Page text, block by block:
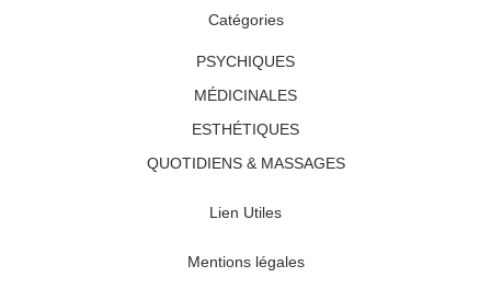
Catégories
PSYCHIQUES
MÉDICINALES
ESTHÉTIQUES
QUOTIDIENS & MASSAGES
Lien Utiles
Mentions légales